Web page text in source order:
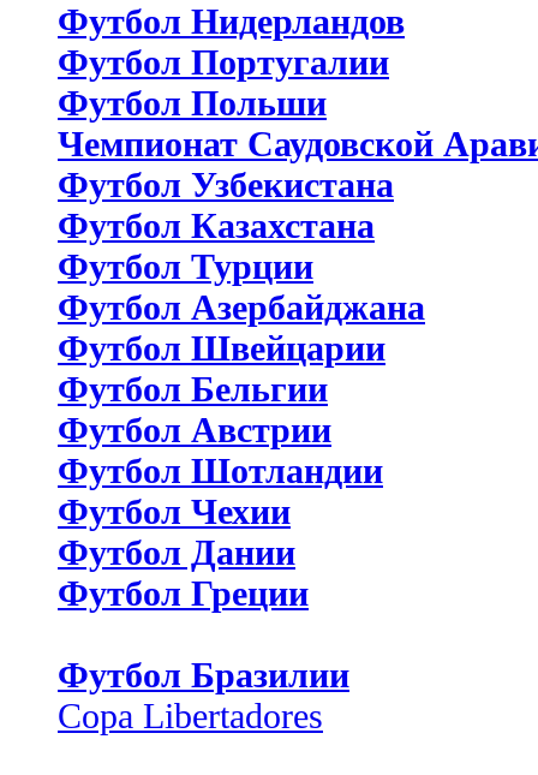
Футбол Нидерландов
Футбол Португалии
Футбол Польши
Чемпионат Саудовской
Футбол Узбекистана
Футбол Казахстана
Футбол Турции
Футбол Азербайджана
Футбол Швейцарии
Футбол Бельгии
Футбол Австрии
Футбол Шотландии
Футбол Чехии
Футбол Дании
Футбол Греции
Футбол Бразилии
Copa Libertadores